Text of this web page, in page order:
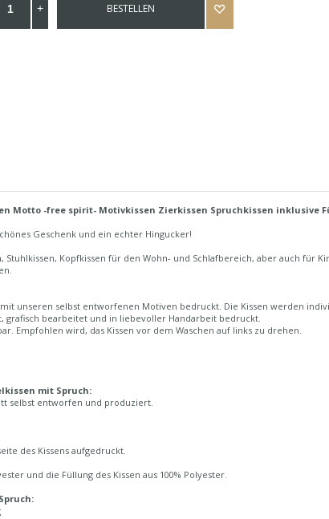
BESTELLEN
Motto -free spirit- Motivkissen Zierkissen Spruchkissen inklusive
Geschenk und ein echter Hingucker!
Stuhlkissen, Kopfkissen für den Wohn- und Schlafbereich, aber auch für
unseren selbst entworfenen Motiven bedruckt. Die Kissen werden
grafisch bearbeitet und in liebevoller Handarbeit bedruckt.
Empfohlen wird, das Kissen vor dem Waschen auf links zu drehen.
mit Spruch:
selbst entworfen und produziert.
des Kissens aufgedruckt.
und die Füllung des Kissen aus 100% Polyester.